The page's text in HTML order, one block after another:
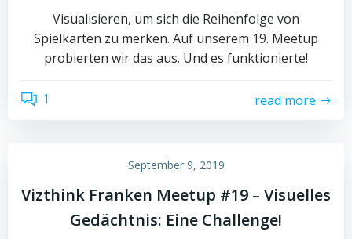
Visualisieren, um sich die Reihenfolge von
Spielkarten zu merken. Auf unserem 19. Meetup
probierten wir das aus. Und es funktionierte!
1 read more
September 9, 2019
Vizthink Franken Meetup #19 – Visuelles
Gedächtnis: Eine Challenge!